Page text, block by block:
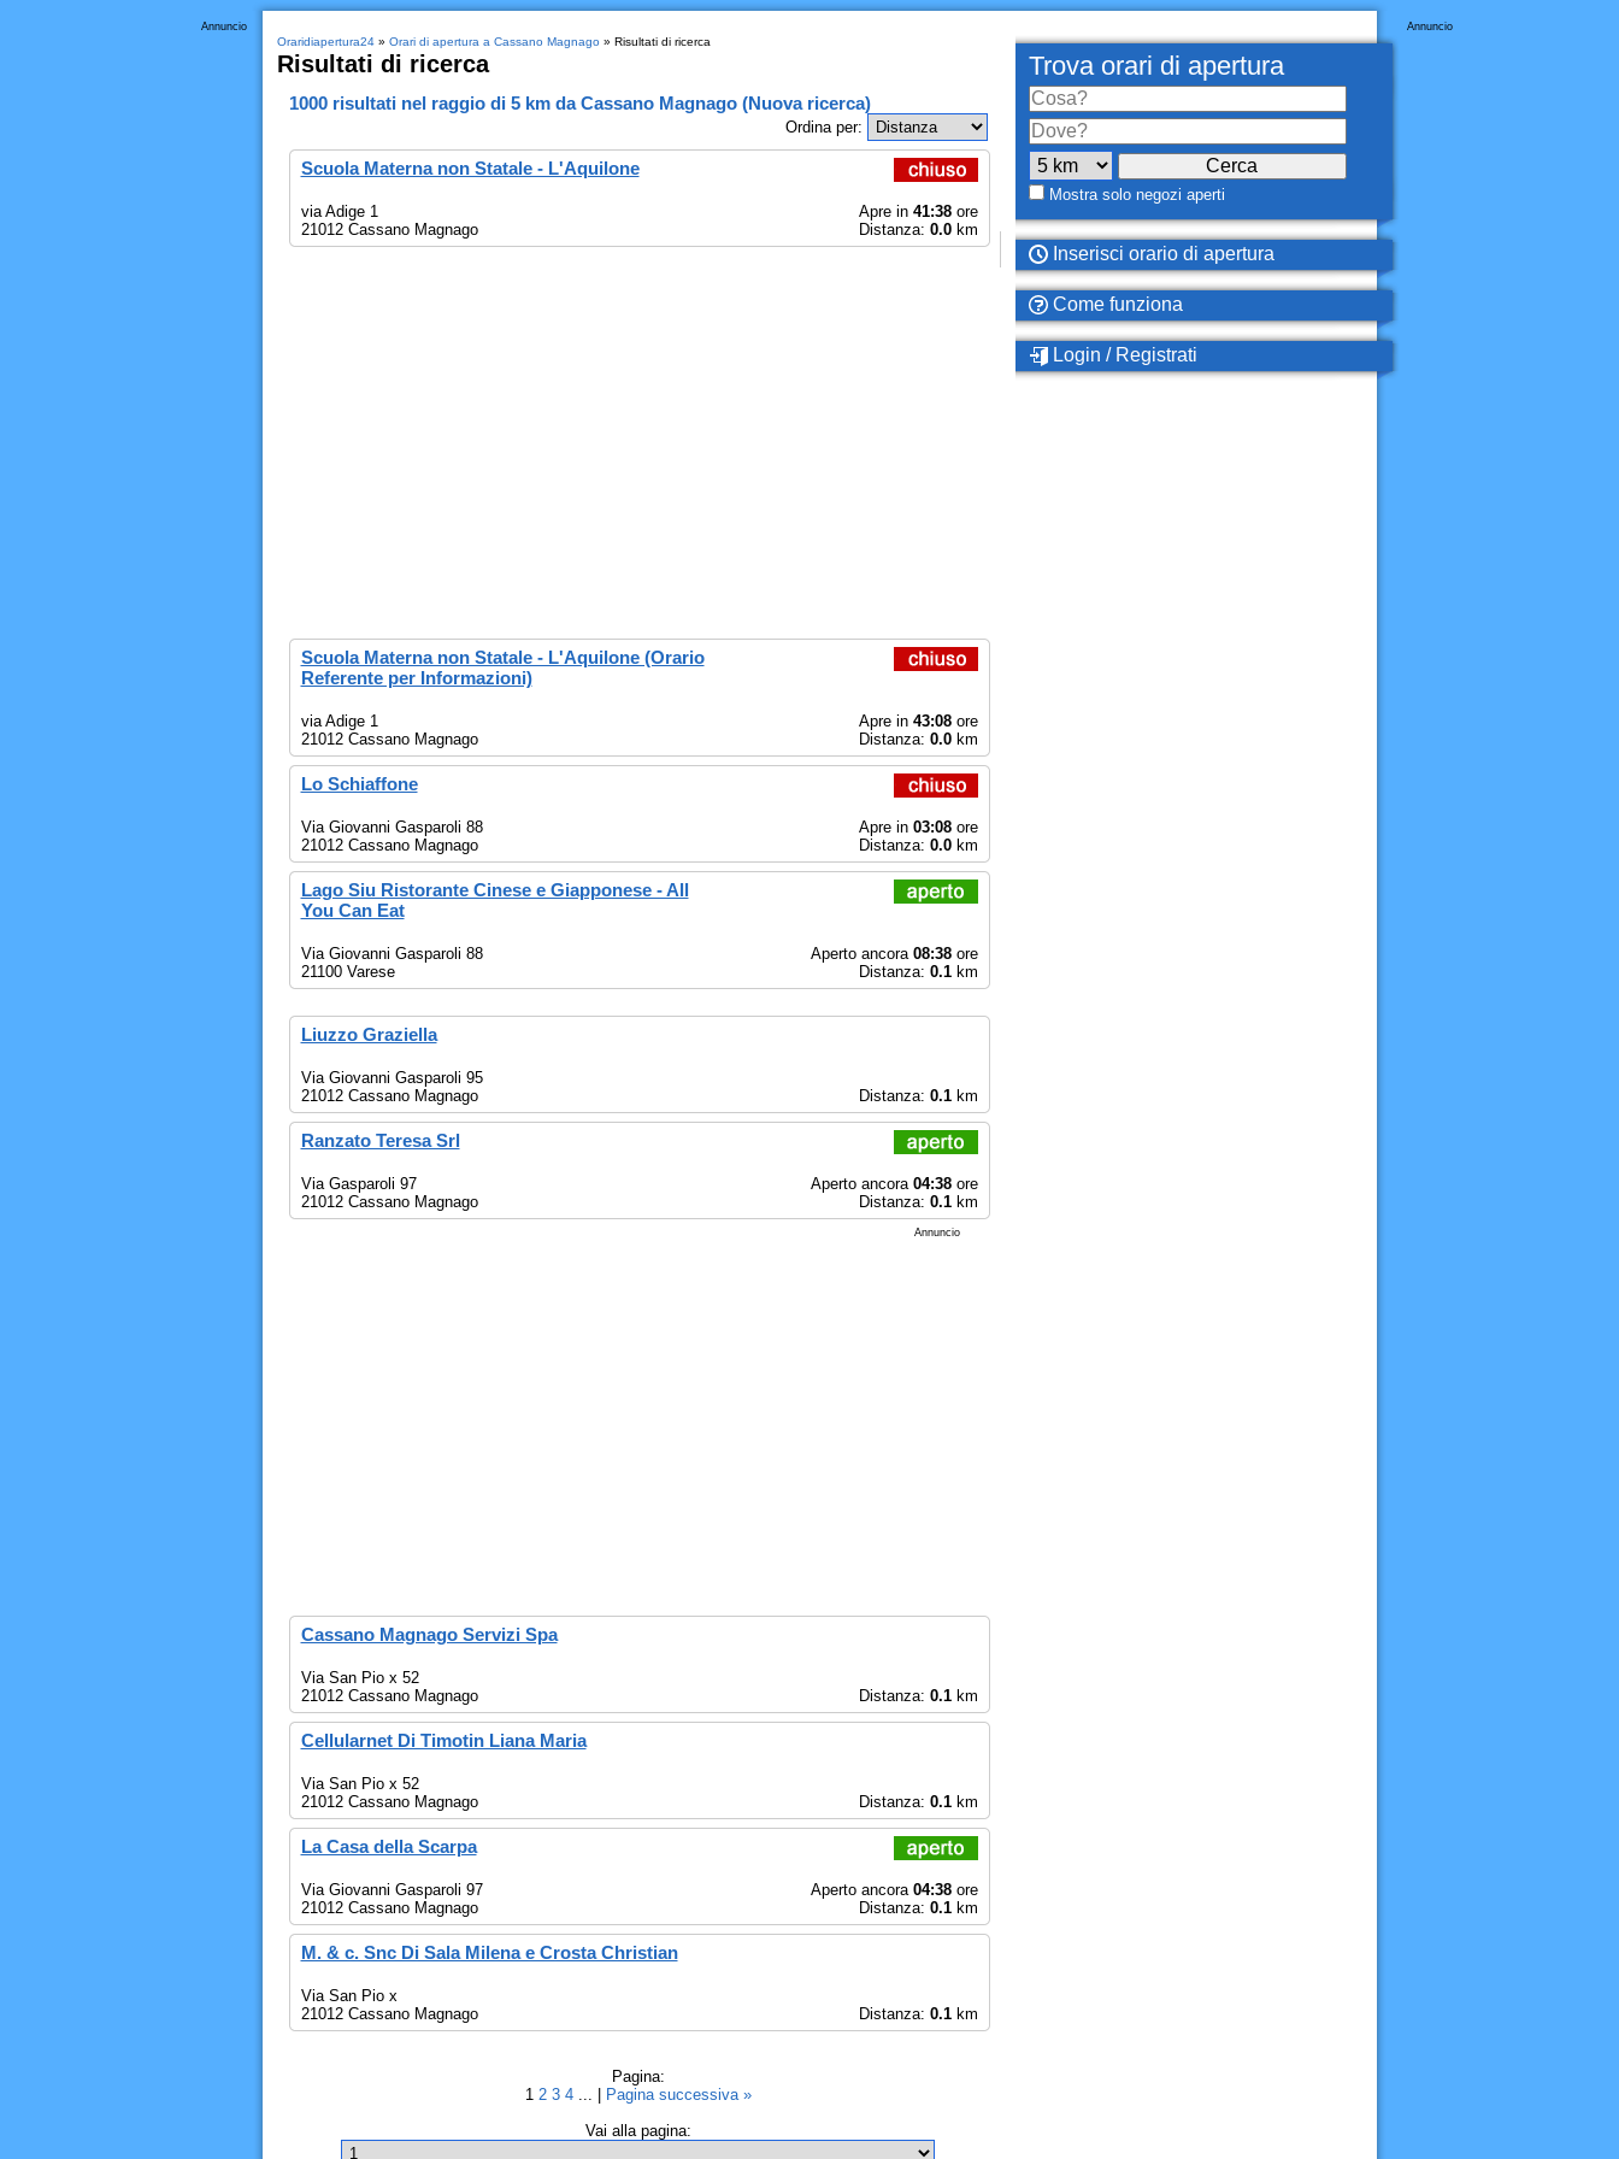
Annuncio
Oraridiapertura24» Orari di apertura a Cassano Magnago» Risultati di ricerca
Risultati di ricerca
1000risultati nel raggio di 5 kmdaCassano Magnago (Nuova ricerca)
Ordina per:
Scuola Materna non Statale - L'Aquilone
via Adige 1
21012 Cassano Magnago
Apre in 41:38ore
Distanza: 0.0km
Scuola Materna non Statale - L'Aquilone (Orario
Referente per Informazioni)
via Adige 1
21012 Cassano Magnago
Apre in 43:08ore
Distanza: 0.0km
Lo Schiaffone
Via Giovanni Gasparoli 88
21012 Cassano Magnago
Apre in 03:08ore
Distanza: 0.0km
Lago Siu Ristorante Cinese e Giapponese - All
You Can Eat
Via Giovanni Gasparoli 88
21100 Varese
Aperto ancora 08:38ore
Distanza: 0.1km
Liuzzo Graziella
Via Giovanni Gasparoli 95
21012 Cassano Magnago
Distanza: 0.1km
Ranzato Teresa Srl
Via Gasparoli 97
21012 Cassano Magnago
Aperto ancora 04:38ore
Distanza: 0.1km
Annuncio
Cassano Magnago Servizi Spa
Via San Pio x 52
21012 Cassano Magnago
Distanza: 0.1km
Cellularnet Di Timotin Liana Maria
Via San Pio x 52
21012 Cassano Magnago
Distanza: 0.1km
La Casa della Scarpa
Via Giovanni Gasparoli 97
21012 Cassano Magnago
Aperto ancora 04:38ore
Distanza: 0.1km
M. & c. Snc Di Sala Milena e Crosta Christian
Via San Pio x
21012 Cassano Magnago
Distanza: 0.1km
Pagina:
1 2 3 4 ... |
Pagina successiva »
Vai alla pagina:
Annuncio
Trova orari di apertura
Mostra solo negozi aperti
Inserisci orario di apertura
Come funziona
Login / Registrati